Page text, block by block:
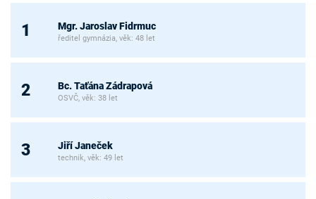
1 Mgr. Jaroslav Fidrmuc
ředitel gymnázia, věk: 48 let
2 Bc. Taťána Zádrapová
OSVČ, věk: 38 let
3 Jiří Janeček
technik, věk: 49 let